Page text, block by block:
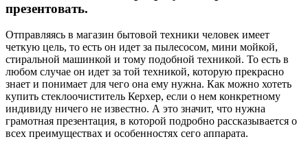
презентовать.
Отправляясь в магазин бытовой техники человек имеет
четкую цель, то есть он идет за пылесосом, мини мойкой,
стиральной машинкой и тому подобной техникой. То есть в
любом случае он идет за той техникой, которую прекрасно
знает и понимает для чего она ему нужна. Как можно хотеть
купить стеклоочиститель Керхер, если о нем конкретному
индивиду ничего не известно. А это значит, что нужна
грамотная презентация, в которой подробно рассказывается о
всех преимуществах и особенностях сего аппарата.